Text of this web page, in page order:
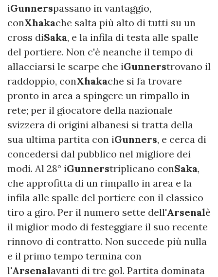
iGunnerspassano in vantaggio,
conXhakache salta più alto di tutti su un
cross diSaka, e la infila di testa alle spalle
del portiere. Non c'è neanche il tempo di
allacciarsi le scarpe che iGunnerstrovano il
raddoppio, conXhakache si fa trovare
pronto in area a spingere un rimpallo in
rete; per il giocatore della nazionale
svizzera di origini albanesi si tratta della
sua ultima partita con iGunners, e cerca di
concedersi dal pubblico nel migliore dei
modi. Al 28° iGunnerstriplicano conSaka,
che approfitta di un rimpallo in area e la
infila alle spalle del portiere con il classico
tiro a giro. Per il numero sette dell'Arsenalè
il miglior modo di festeggiare il suo recente
rinnovo di contratto. Non succede più nulla
e il primo tempo termina con
l'Arsenalavanti di tre gol. Partita dominata